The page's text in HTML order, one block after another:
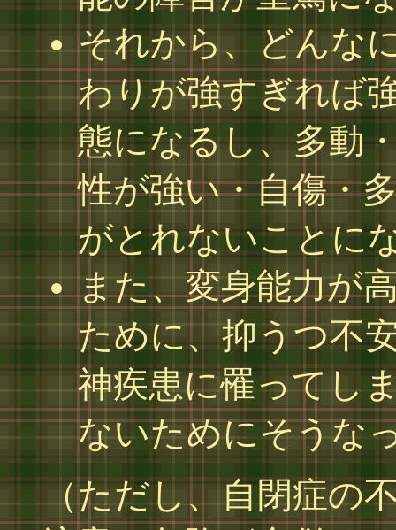
それから、どんな
わりが強すぎれば
態になるし、多動
性が強い・自傷・
がとれないことに
また、変身能力が
ために、抑うつ不
神疾患に罹ってし
ないためにそうな
（ただし、自閉症の